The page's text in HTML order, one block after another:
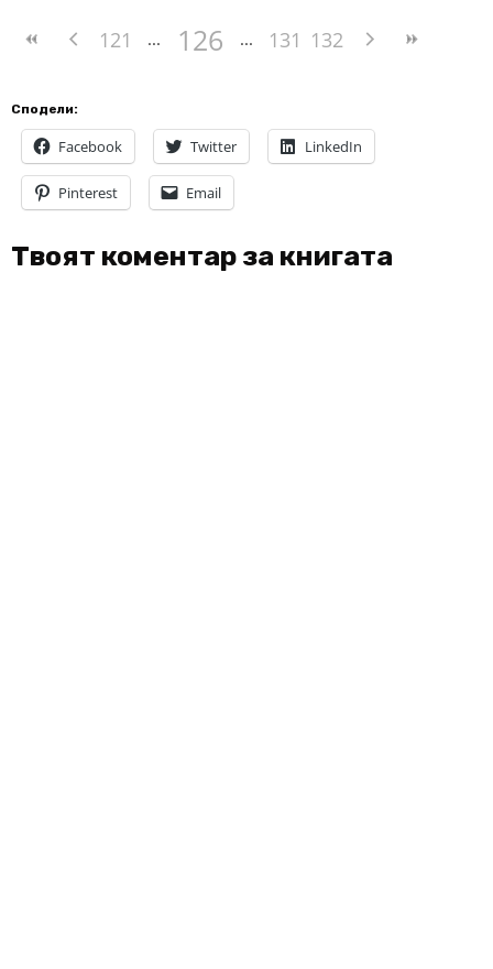
121 126 131 132
Сподели:
Facebook Twitter LinkedIn
Pinterest Email
Твоят коментар за книгата